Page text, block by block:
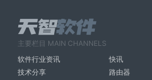
主要栏目 MAIN CHANNELS
软件行业资讯
快讯
技术分享
路由器